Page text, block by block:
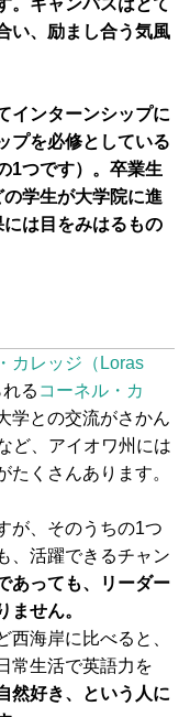
い、励まし合う気風
インターンシップに
プを必修としている
1つです）。卒業生
学生が大学院に進
は目をみはるもの
カレッジ（Loras
る コーネル・カ
学との交流がさかん
ど、アイオワ州には
くさんあります。
が、そのうちの1つ
、活躍できるチャン
あっても、リーダー
ません。
海岸に比べると、
常生活で英語力を
然好き、という人に